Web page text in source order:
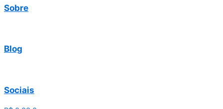
Sobre
Blog
Sociais